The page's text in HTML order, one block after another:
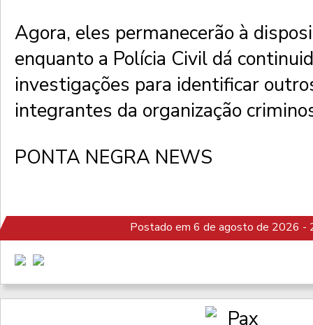
Agora, eles permanecerão à
enquanto a Polícia Civil dá
investigações para identificar
integrantes da organização
PONTA NEGRA NEWS
Postado em 6 de agosto de 2026 -